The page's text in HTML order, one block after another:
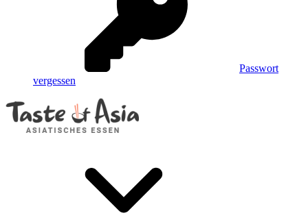
Passwort
vergessen